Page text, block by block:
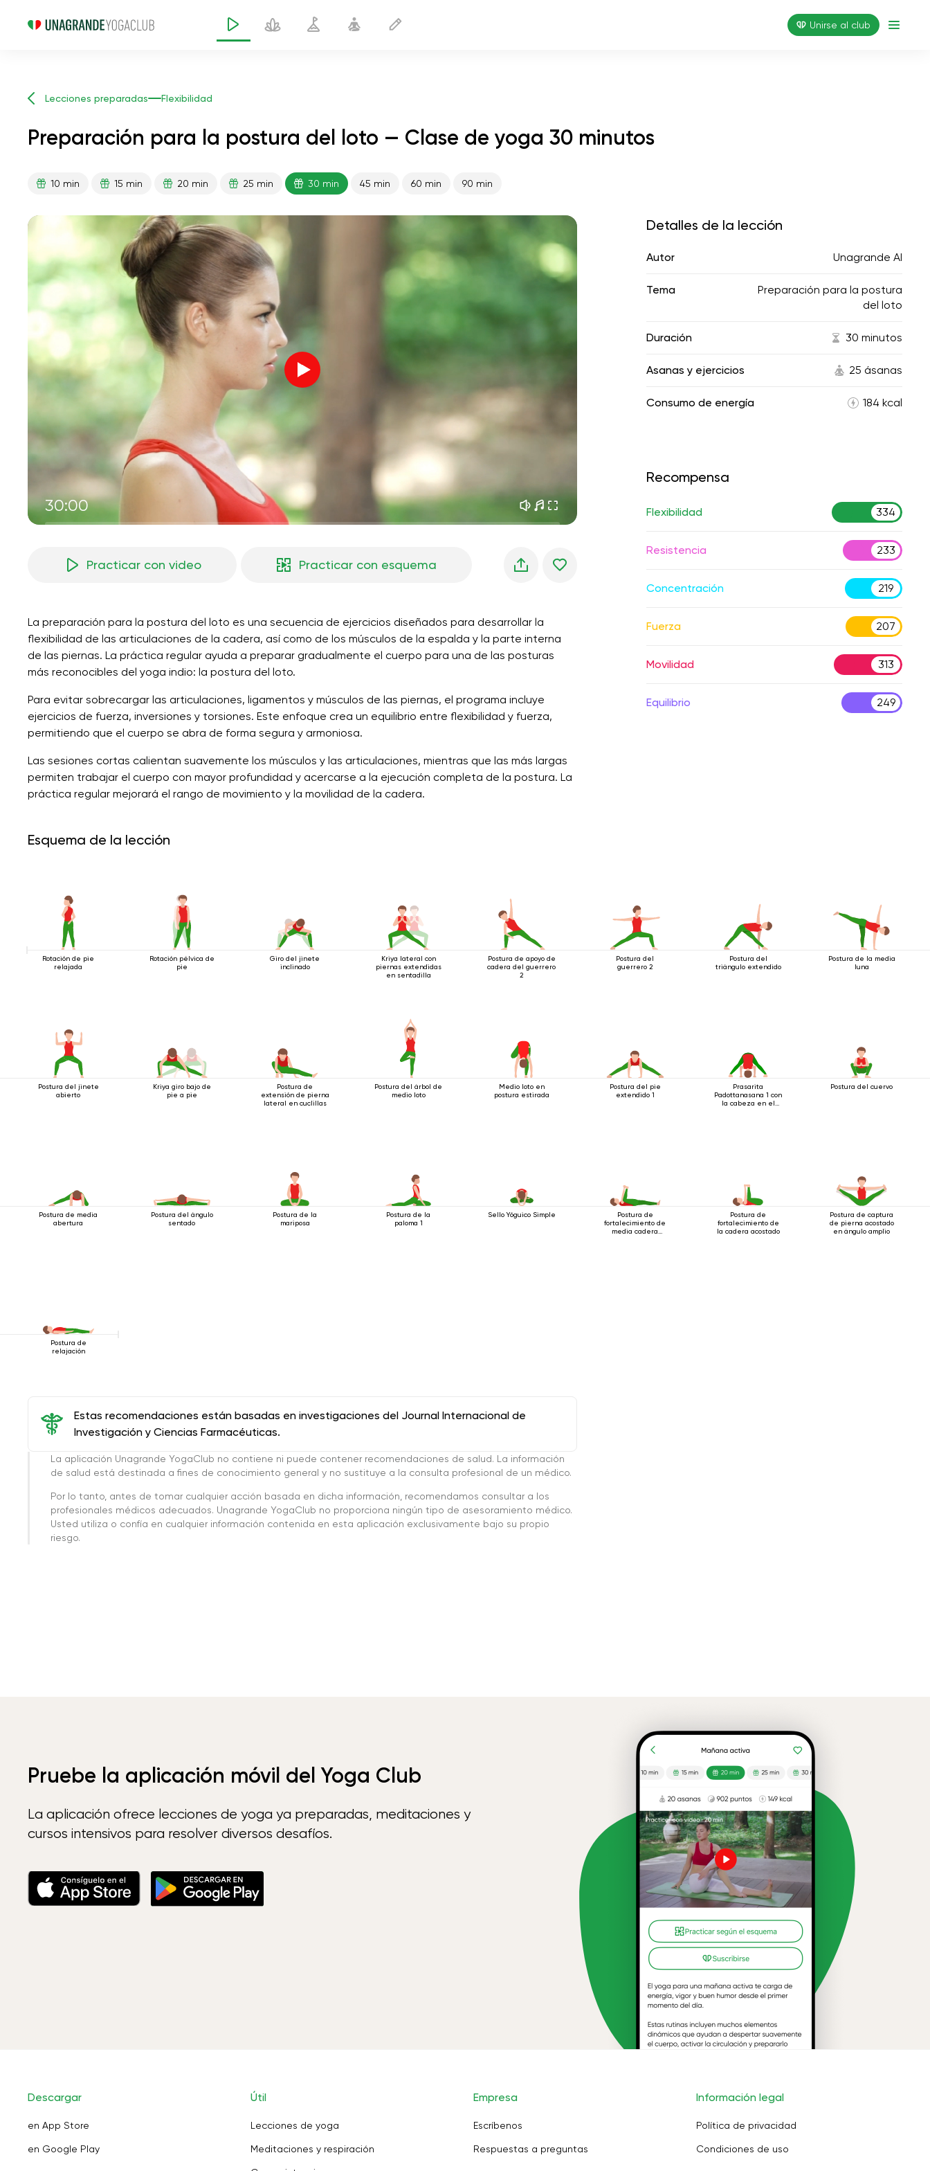
Unirse al club
Lecciones preparadas Flexibilidad
Preparación para la postura del loto — Clase de yoga 30 minutos
10 min 15 min 20 min 25 min 30 min 45 min 60 min 90 min
Preparación para la postura del loto
30:00
Voz del instructor
01:44
sueños matutinos
lluvia de verano 02:00
silencio de montaña
la voz del viento
bosque de primavera 02:00
Practicar con video Practicar con esquema
La preparación para la postura del loto es una secuencia de ejercicios diseñados para desarrollar la
flexibilidad de las articulaciones de la cadera, así como de los músculos de la espalda y la parte interna
de las piernas. La práctica regular ayuda a preparar gradualmente el cuerpo para una de las posturas
más reconocibles del yoga indio: la postura del loto.
Para evitar sobrecargar las articulaciones, ligamentos y músculos de las piernas, el programa incluye
ejercicios de fuerza, inversiones y torsiones. Este enfoque crea un equilibrio entre flexibilidad y fuerza,
permitiendo que el cuerpo se abra de forma segura y armoniosa.
Las sesiones cortas calientan suavemente los músculos y las articulaciones, mientras que las más largas
permiten trabajar el cuerpo con mayor profundidad y acercarse a la ejecución completa de la postura. La
práctica regular mejorará el rango de movimiento y la movilidad de la cadera.
Detalles de la lección
Autor Unagrande AI
Tema
Preparación para la postura
del loto
Duración 30 minutos
Asanas y ejercicios 25 ásanas
Consumo de energía 184 kcal
Recompensa
Flexibilidad 334
Resistencia 233
Concentración 219
Fuerza 207
Movilidad 313
Equilibrio 249
Esquema de la lección
Rotación de pie
relajada
Rotación pélvica de
pie
Giro del jinete
inclinado
Kriya lateral con
piernas extendidas
en sentadilla
Postura de apoyo de
cadera del guerrero
2
Postura del
guerrero 2
Postura del
triángulo extendido
Postura de la media
luna
Postura del jinete
abierto
Kriya giro bajo de
pie a pie
Postura de
extensión de pierna
lateral en cuclillas
Postura del árbol de
medio loto
Medio loto en
postura estirada
Postura del pie
extendido 1
Prasarita
Padottanasana 1 con
la cabeza en el
Postura del cuervo
Postura de media
abertura
Postura del ángulo
sentado
Postura de la
mariposa
Postura de la
paloma 1
Sello Yóguico Simple
Postura de
fortalecimiento de
media cadera
Postura de
fortalecimiento de
la cadera acostado
Postura de captura
de pierna acostado
en ángulo amplio
Postura de
relajación
Estas recomendaciones están basadas en investigaciones del Journal Internacional de
Investigación y Ciencias Farmacéuticas.
La aplicación Unagrande YogaClub no contiene ni puede contener recomendaciones de salud. La información
de salud está destinada a fines de conocimiento general y no sustituye a la consulta profesional de un médico.
Por lo tanto, antes de tomar cualquier acción basada en dicha información, recomendamos consultar a los
profesionales médicos adecuados. Unagrande YogaClub no proporciona ningún tipo de asesoramiento médico.
Usted utiliza o confía en cualquier información contenida en esta aplicación exclusivamente bajo su propio
riesgo.
Pruebe la aplicación móvil del Yoga Club
La aplicación ofrece lecciones de yoga ya preparadas, meditaciones y
cursos intensivos para resolver diversos desafíos.
Descargar
en App Store
en Google Play
Útil
Lecciones de yoga
Meditaciones y respiración
Empresa
Escríbenos
Respuestas a preguntas
Información legal
Política de privacidad
Condiciones de uso